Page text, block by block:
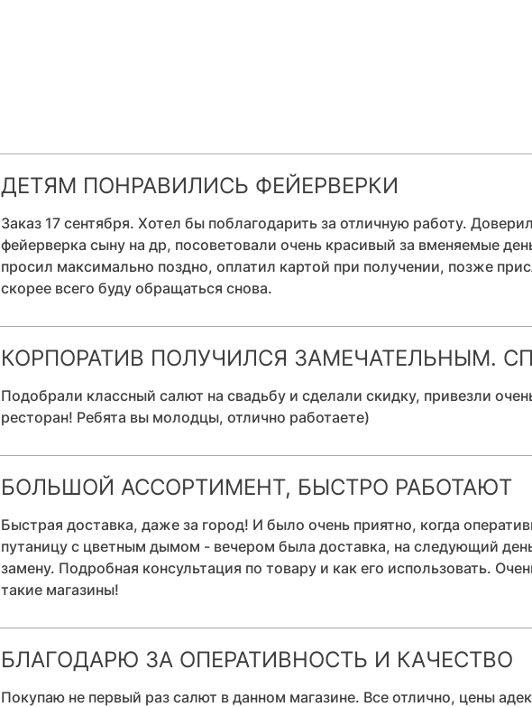
ДЕТЯМ ПОНРАВИЛИСЬ ФЕЙЕРВЕРКИ
Заказ 17 сентября. Хотел бы поблагодарить за отличную работу.
фейерверка сыну на др, посоветовали очень красивый за вменяемые
просил максимально поздно, оплатил картой при получении, позже
скорее всего буду обращаться снова.
КОРПОРАТИВ ПОЛУЧИЛСЯ ЗАМЕЧАТЕЛЬНЫМ.
Подобрали классный салют на свадьбу и сделали скидку, привезли
ресторан! Ребята вы молодцы, отлично работаете)
БОЛЬШОЙ АССОРТИМЕНТ, БЫСТРО РАБОТАЮТ
Быстрая доставка, даже за город! И было очень приятно, когда
путаницу с цветным дымом - вечером была доставка, на следующий
замену. Подробная консультация по товару и как его использовать.
такие магазины!
БЛАГОДАРЮ ЗА ОПЕРАТИВНОСТЬ И КАЧЕСТВО
Покупаю не первый раз салют в данном магазине. Все отлично, цены